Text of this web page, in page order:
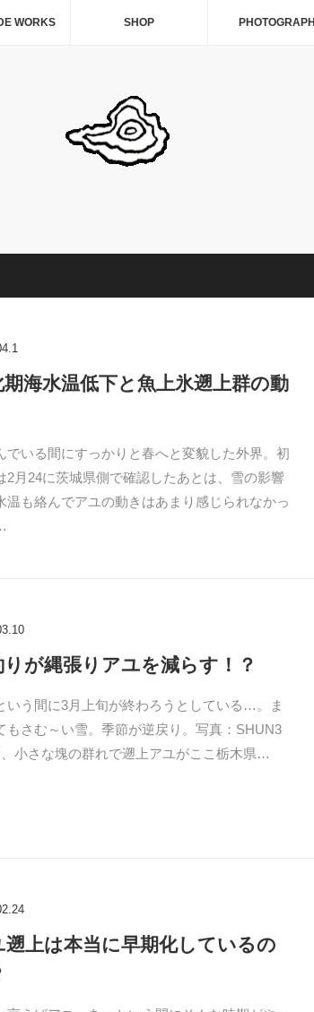
WORKS SHOP PHOTOGRAPH
期海水温低下と魚上氷遡上群の動
でいる間にすっかりと春へと変貌した外界。初
2月24に茨城県側で確認したあとは、雪の影響
温も絡んでアユの動きはあまり感じられなかっ
りが縄張りアユを減らす！？
いう間に3月上旬が終わろうとしている…。ま
もさむ～い雪。季節が逆戻り。写真：SHUN3
、小さな塊の群れで遡上アユがここ栃木県…
遡上は本当に早期化しているの